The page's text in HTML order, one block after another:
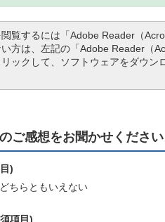
覧するには「Adobe Reader（
方は、左記の「Adobe Reader（
ックして、ソフトウェアをダウン
ご感想をお聞かせください
)
どちらともいえない
項目)